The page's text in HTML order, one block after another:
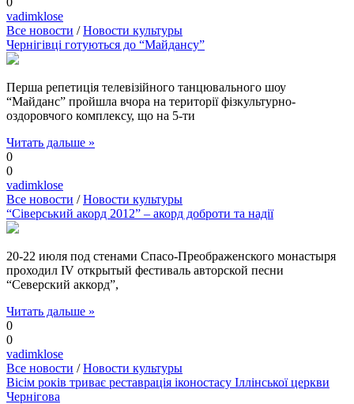
vadimklose
Все новости /Новости культуры
Чернігівці готуються до “Майдансу”
Перша репетиція телевізійного танцювального шоу
“Майданс” пройшла вчора на території фізкультурно-
оздоровчого комплексу, що на 5-ти
Читать дальше »
0
0
vadimklose
Все новости /Новости культуры
“Сіверський акорд 2012” – акорд доброти та надії
20-22 июля под стенами Спасо-Преображенского монастыря
проходил IV открытый фестиваль авторской песни
“Северский аккорд”,
Читать дальше »
0
0
vadimklose
Все новости /Новости культуры
Вісім років триває реставрація іконостасу Іллінської церкви
Чернігова